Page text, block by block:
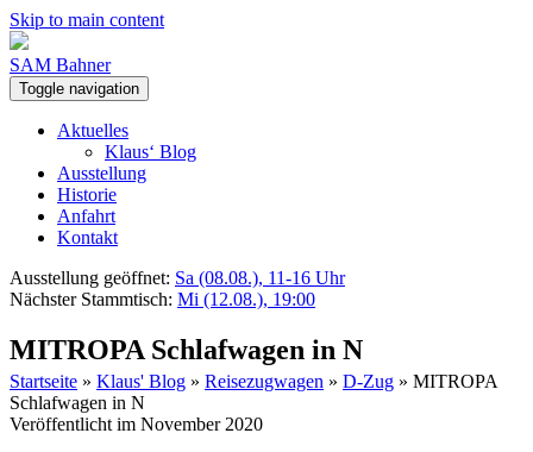
Skip to main content
SAM Bahner
Toggle navigation
Aktuelles
Klaus‘ Blog
Ausstellung
Historie
Anfahrt
Kontakt
Ausstellung geöffnet: Sa (08.08.), 11-16 Uhr
Nächster Stammtisch: Mi (12.08.), 19:00
MITROPA Schlafwagen in N
Startseite » Klaus' Blog » Reisezugwagen » D-Zug » MITROPA
Schlafwagen in N
Veröffentlicht im November 2020